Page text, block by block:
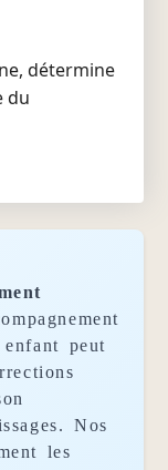
détermine
du
peut
Nos
les